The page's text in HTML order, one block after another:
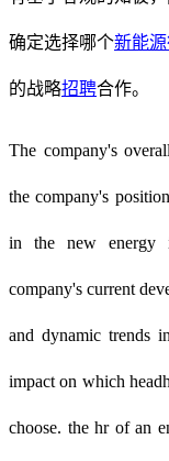
确定选择哪个新能
的战略招聘合作。
The company's
the company's
in the new energy
company's current
and dynamic trends
impact on which
choose. the hr of an